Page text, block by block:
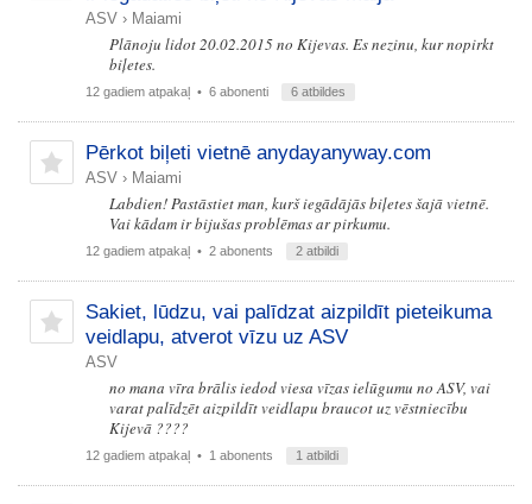
ASV › Maiami
Plānoju lidot 20.02.2015 no Kijevas. Es nezinu, kur nopirkt
biļetes.
12 gadiem atpakaļ • 6 abonenti 6 atbildes
Pērkot biļeti vietnē anydayanyway.com
ASV › Maiami
Labdien! Pastāstiet man, kurš iegādājās biļetes šajā vietnē.
Vai kādam ir bijušas problēmas ar pirkumu.
12 gadiem atpakaļ • 2 abonents 2 atbildi
Sakiet, lūdzu, vai palīdzat aizpildīt pieteikuma
veidlapu, atverot vīzu uz ASV
ASV
no mana vīra brālis iedod viesa vīzas ielūgumu no ASV, vai
varat palīdzēt aizpildīt veidlapu braucot uz vēstniecību
Kijevā ????
12 gadiem atpakaļ • 1 abonents 1 atbildi